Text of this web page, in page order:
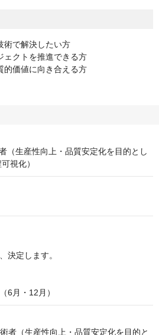
術で解決したい方
ェクトを推進できる方
的価値に向き合える方
生産性向上・品質安定化を目的とし
視化）
決定します。
6月・12月）